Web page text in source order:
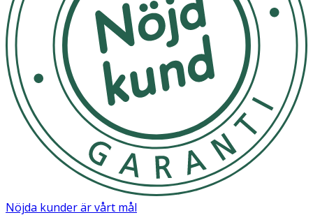
Nöjda kunder är vårt mål